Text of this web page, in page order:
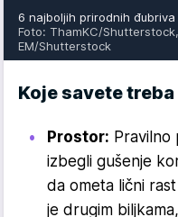
6 najboljih prirodnih
Foto: ThamKC/
EM/Shutterstock
Koje savete
Prostor: Pravilno
izbegli gušenje
da ometa lični
je drugim